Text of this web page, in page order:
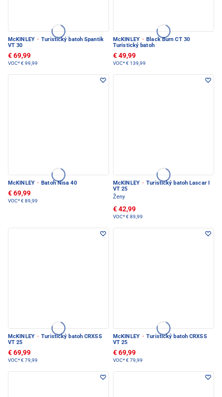
McKINLEY · Turistický batoh Spantik
VT 30
€ 69,99
VOC*€ 99,99
McKINLEY · Black Burn CT 30
Turistický batoh
€ 49,99
VOC*€ 139,99
McKINLEY · Batoh Nisa 40
€ 69,99
VOC*€ 89,99
McKINLEY · Turistický batoh Lascar I
VT 25
Ženy
€ 42,99
VOC*€ 89,99
McKINLEY · Turistický batoh CRXSS
VT 25
€ 69,99
VOC*€ 79,99
McKINLEY · Turistický batoh CRXSS
VT 25
€ 69,99
VOC*€ 79,99